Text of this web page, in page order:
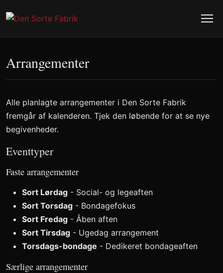
Arrangementer
Alle planlagte arrangementer i Den Sorte Fabrik
fremgår af kalenderen. Tjek den løbende for at se nye
begivenheder.
Eventtyper
Faste arrangementer
Sort Lørdag - Social- og legeaften
Sort Torsdag - Bondagefokus
Sort Fredag - Åben aften
Sort Tirsdag - Ugedag arrangement
Torsdags-bondage - Dedikeret bondageaften
Særlige arrangementer